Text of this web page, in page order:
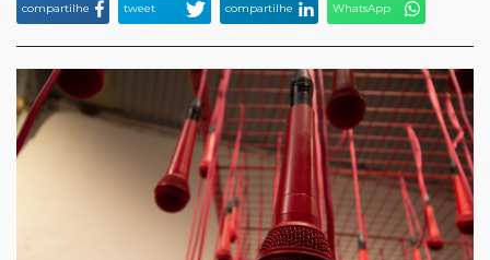
compartilhe tweet compartilhe WhatsApp